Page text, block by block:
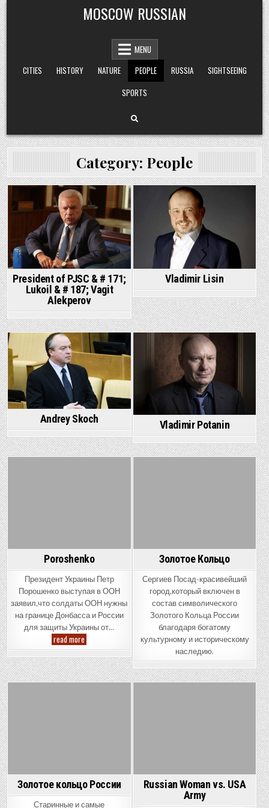
Skip
to
content
MOSCOW RUSSIAN
MENU
CITIES
HISTORY NATURE PEOPLE RUSSIA
SIGHTSEEING
SPORTS
Category: People
Posted
in
President of PJSC & # 171;
Lukoil & # 187; Vagit
Alekperov
Posted
in
Vladimir Lisin
Posted
in
Andrey Skoch
Posted
Vladimir Potanin
Poroshenko
Президент Украины Петр
Порошенко выступая в ООН
заявил,что солдаты ООН нужны
на границе Донбасса и России
для защиты Украины от…
read more
Золотое Кольцо
Сергиев Посад-красивейший
город,который включен в
состав символического
Золотого Кольца России
благодаря богатому
культурному и историческому
наследию.
Золотое кольцо России
Старинные и самые
Russian Woman vs. USA
Army